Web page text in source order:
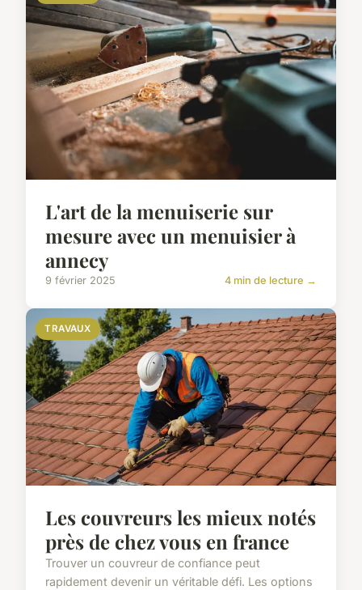
L'art de la menuiserie sur
mesure avec un menuisier à
annecy
9 février 2025 4 min de lecture →
TRAVAUX
Les couvreurs les mieux notés
près de chez vous en france
Trouver un couvreur de confiance peut
rapidement devenir un véritable défi. Les options